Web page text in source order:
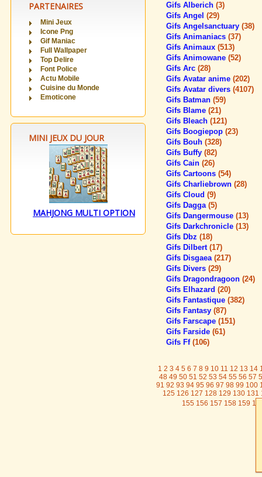
PARTENAIRES
Mini Jeux
Icone Png
Gif Maniac
Full Wallpaper
Top Delire
Font Police
Actu Mobile
Cuisine du Monde
Emoticone
MINI JEUX DU JOUR
MAHJONG MULTI OPTION
Gifs Alberich (3)
Gifs Angel (29)
Gifs Angelsanctuary (38)
Gifs Animaniacs (37)
Gifs Animaux (513)
Gifs Animowane (52)
Gifs Arc (28)
Gifs Avatar anime (202)
Gifs Avatar divers (4107)
Gifs Batman (59)
Gifs Blame (21)
Gifs Bleach (121)
Gifs Boogiepop (23)
Gifs Bouh (328)
Gifs Buffy (82)
Gifs Cain (26)
Gifs Cartoons (54)
Gifs Charliebrown (28)
Gifs Cloud (9)
Gifs Dagga (5)
Gifs Dangermouse (13)
Gifs Darkchronicle (13)
Gifs Dbz (18)
Gifs Dilbert (17)
Gifs Disgaea (217)
Gifs Divers (29)
Gifs Dragondragoon (24)
Gifs Elhazard (20)
Gifs Fantastique (382)
Gifs Fantasy (87)
Gifs Farscape (151)
Gifs Farside (61)
Gifs Ff (106)
1 2 3 4 5 6 7 8 9 10 11 12 13 14
48 49 50 51 52 53 54 55 56 57
91 92 93 94 95 96 97 98 99 100
125 126 127 128 129 130 131
155 156 157 158 159